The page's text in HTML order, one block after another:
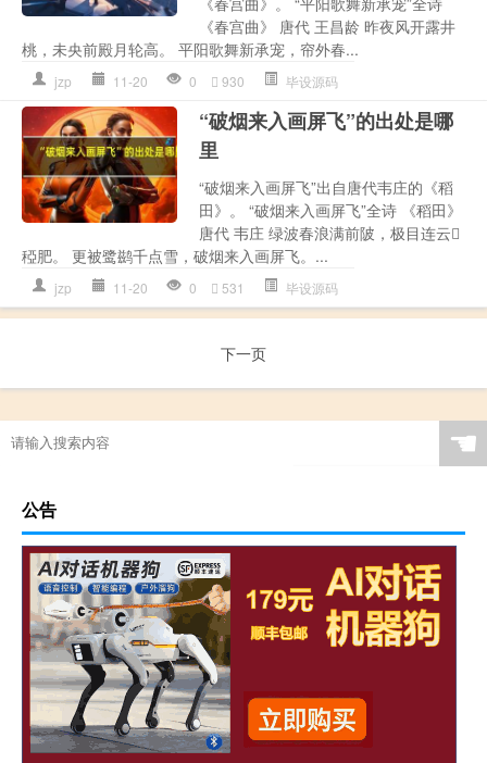
《春宫曲》 唐代 王昌龄 昨夜风开露井
桃，未央前殿月轮高。 平阳歌舞新承宠，帘外春...
jzp 11-20 0 930 毕设源码
“破烟来入画屏飞”的出处是哪
里
“破烟来入画屏飞”出自唐代韦庄的《稻
田》。 “破烟来入画屏飞”全诗 《稻田》
唐代 韦庄 绿波春浪满前陂，极目连云
稏肥。 更被鹭鹚千点雪，破烟来入画屏飞。...
jzp 11-20 0 531 毕设源码
下一页
☚
公告